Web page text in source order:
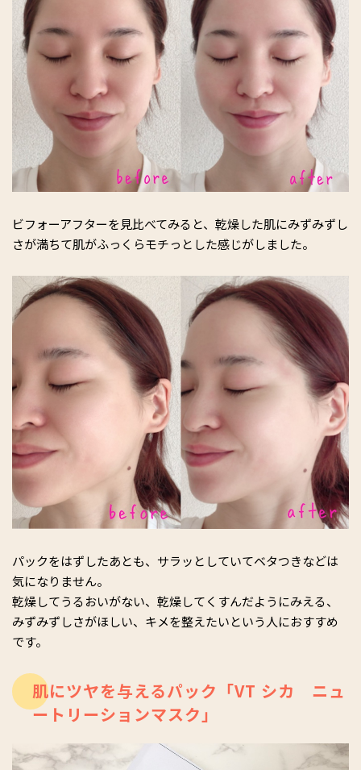
ビフォーアフターを見比べてみると、乾燥した肌にみずみずし
さが満ちて肌がふっくらモチっとした感じがしました。
パックをはずしたあとも、サラッとしていてベタつきなどは
気になりません。
乾燥してうるおいがない、乾燥してくすんだようにみえる、
みずみずしさがほしい、キメを整えたいという人におすすめ
です。
肌にツヤを与えるパック「VT シカ ニュ
ートリーションマスク」